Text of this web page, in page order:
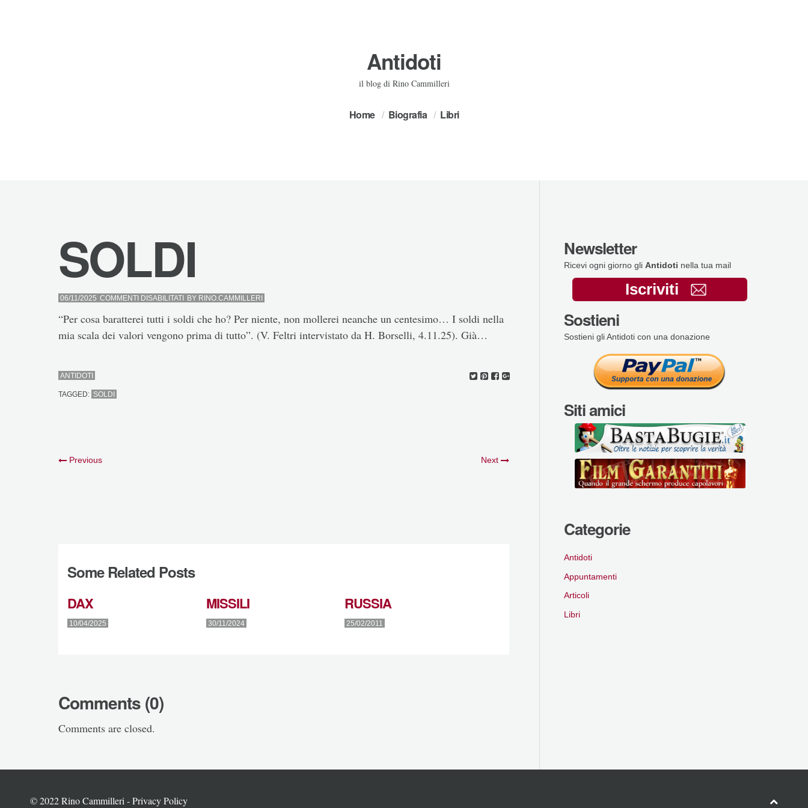
Antidoti
il blog di Rino Cammilleri
Home Biografia Libri
SOLDI
06/11/2025 COMMENTI DISABILITATISUBY RINO.CAMMILLERI
“Per cosa baratterei tutti i soldi che ho? Per niente, non mollerei neanche un centesimo… I soldi nella
mia scala dei valori vengono prima di tutto”. (V. Feltri intervistato da H. Borselli, 4.11.25). Già…
ANTIDOTI
TAGGED: SOLDI
Previous Next
Some Related Posts
DAX
10/04/2025
MISSILI
30/11/2024
RUSSIA
25/02/2011
Comments (0)
Comments are closed.
Newsletter
Ricevi ogni giorno gli Antidoti nella tua mail
Iscriviti
Sostieni
Sostieni gli Antidoti con una donazione
Siti amici
Categorie
Antidoti
Appuntamenti
Articoli
Libri
© 2022 Rino Cammilleri -Privacy Policy